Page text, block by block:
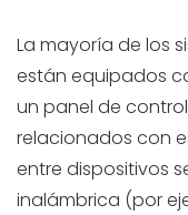
La mayoría de los
están equipados
un panel de
relacionados con
entre dispositivos
inalámbrica (por